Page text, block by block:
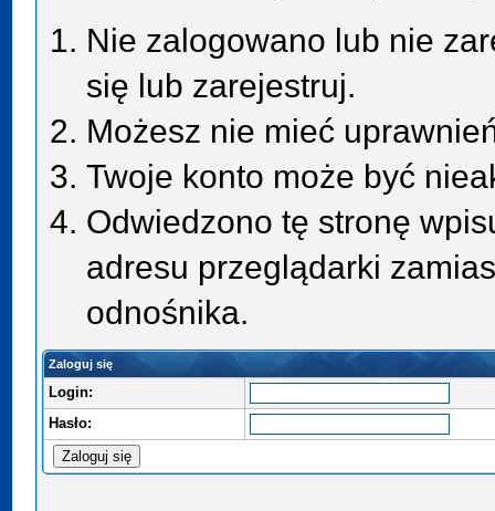
Nie zalogowano lub nie
się lub zarejestruj.
Możesz nie mieć
Twoje konto może być
Odwiedzono tę stronę
adresu przeglądarki
odnośnika.
Zaloguj się
Login:
Hasło: